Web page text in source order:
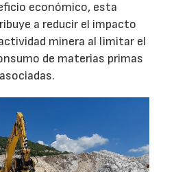
económico, esta
a reducir el impacto
minera al limitar el
de materias primas